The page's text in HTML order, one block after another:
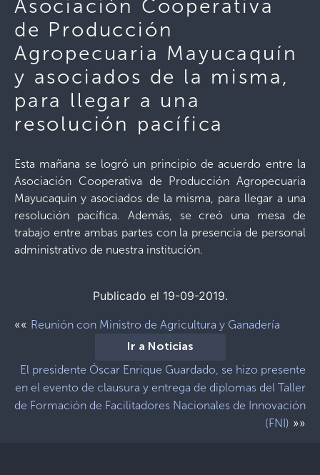
Asociación Cooperativa
de Producción
Agropecuaria Mayucaquín
y asociados de la misma,
para llegar a una
resolución pacífica
Esta mañana se logró un principio de acuerdo entre la
Asociación Cooperativa de Producción Agropecuaria
Mayucaquín y asociados de la misma, para llegar a una
resolución pacífica. Además, se creó una mesa de
trabajo entre ambas partes con la presencia de personal
administrativo de nuestra institución.
Publicado el 19-09-2019.
«« Reunión con Ministro de Agricultura y Ganadería
Ir a Noticias
El presidente Óscar Enrique Guardado, se hizo presente
en el evento de clausura y entrega de diplomas del Taller
de Formación de Facilitadores Nacionales de Innovación
(FNI) »»